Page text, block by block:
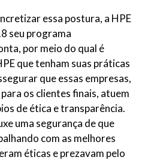
essa postura, a HPE
seu programa
por meio do qual é
que tenham suas práticas
que essas empresas,
os clientes finais, atuem
de ética e transparência.
uma segurança de que
com as melhores
éticas e prezavam pelo